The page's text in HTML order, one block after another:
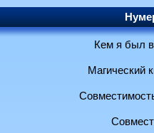
Кем я был
Магический